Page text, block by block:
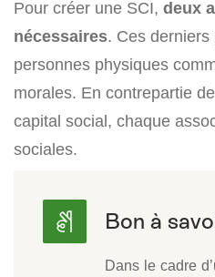
Pour créer une SCI, deux
nécessaires. Ces
personnes physiques
morales. En contrepartie
capital social, chaque
sociales.
Dans le cadre